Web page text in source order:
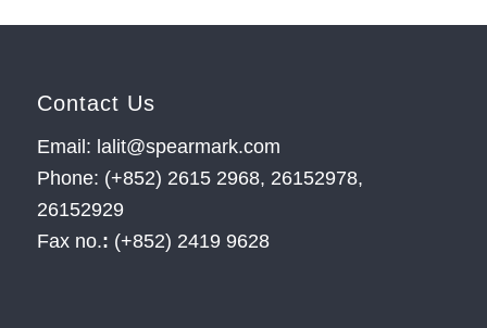
Contact Us
Email: lalit@spearmark.com
Phone: (+852) 2615 2968, 26152978,
26152929
Fax no.: (+852) 2419 9628